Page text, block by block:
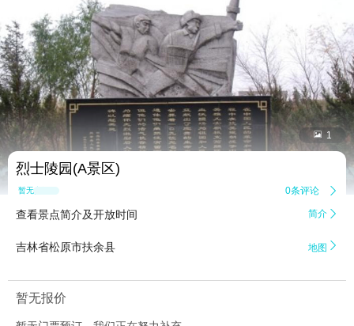
 1
烈士陵园(A景区)
暂无点评 0条评论 
查看景点简介及开放时间 简介 
吉林省松原市扶余县 地图 
暂无报价
